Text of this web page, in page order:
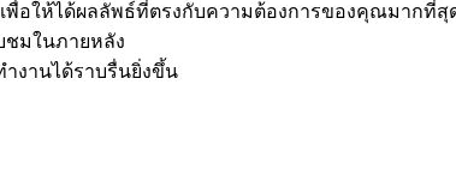
พื่อให้ได้ผลลัพธ์ที่ตรงกับความต้องการของคุณมากที่สุ
ชมในภายหลัง
งานได้ราบรื่นยิ่งขึ้น